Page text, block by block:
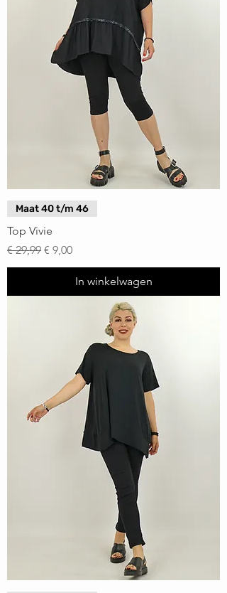
Maat 40 t/m 46
Top Vivie
Normale prijs
€ 29,99 Verkoopprijs
€ 9,00
In winkelwagen